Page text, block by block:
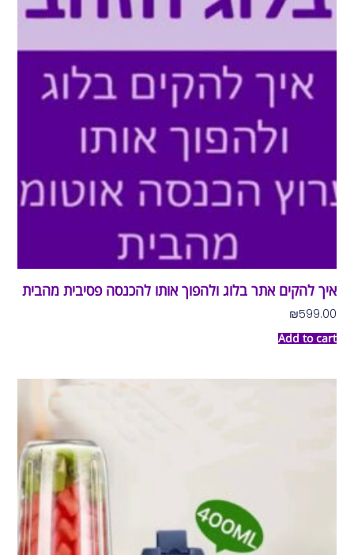
איך להקים אתר בלוג ולהפוך אותו להכנסה פסיבית מהבית
₪599.00
Add to cart